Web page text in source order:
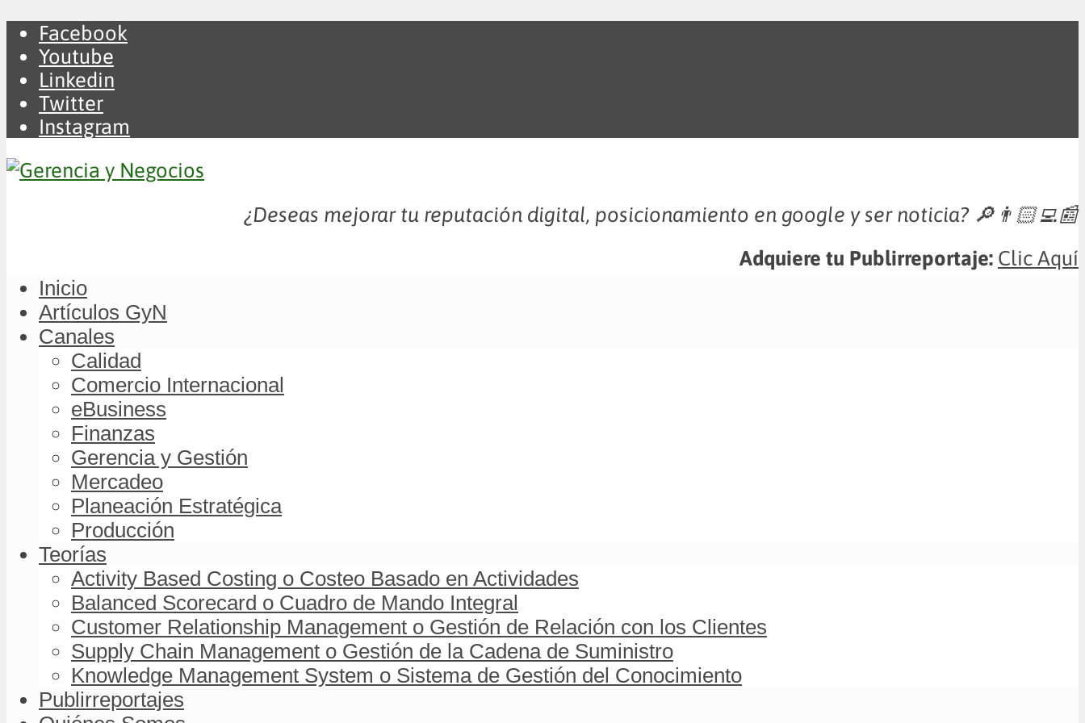
Facebook
Youtube
Linkedin
Twitter
Instagram
¿Deseas mejorar tu reputación digital, posicionamiento en google y ser noticia? 🔎👨🏻‍💻📰
Adquiere tu Publirreportaje: Clic Aquí
Inicio
Artículos GyN
Canales
Calidad
Comercio Internacional
eBusiness
Finanzas
Gerencia y Gestión
Mercadeo
Planeación Estratégica
Producción
Teorías
Activity Based Costing o Costeo Basado en Actividades
Balanced Scorecard o Cuadro de Mando Integral
Customer Relationship Management o Gestión de Relación con los Clientes
Supply Chain Management o Gestión de la Cadena de Suministro
Knowledge Management System o Sistema de Gestión del Conocimiento
Publirreportajes